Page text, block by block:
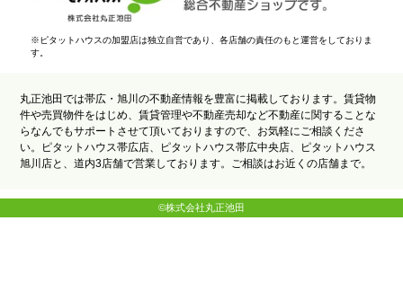
※ピタットハウスの加盟店は独立自営であり、各店舗の責任のもと運営をしておりま
す。
丸正池田では帯広・旭川の不動産情報を豊富に掲載しております。賃貸物
件や売買物件をはじめ、賃貸管理や不動産売却など不動産に関することな
らなんでもサポートさせて頂いておりますので、お気軽にご相談くださ
い。ピタットハウス帯広店、ピタットハウス帯広中央店、ピタットハウス
旭川店と、道内3店舗で営業しております。ご相談はお近くの店舗まで。
©株式会社丸正池田